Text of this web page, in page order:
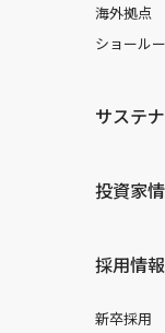
海外拠点
ショール
サステ
投資家
採用情報
新卒採用